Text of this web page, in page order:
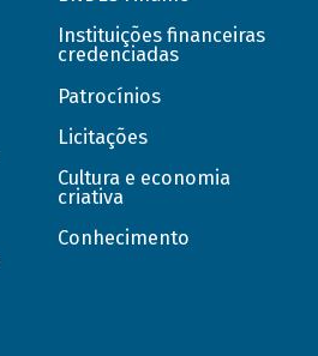
Instituições financeiras
credenciadas
Patrocínios
Licitações
Cultura e economia
criativa
Conhecimento